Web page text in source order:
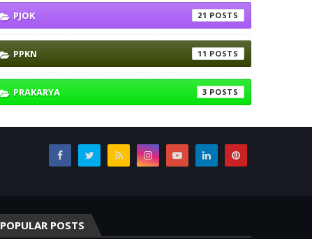
PJOK 21
PPKN 11
PRAKARYA 3
POPULAR POSTS